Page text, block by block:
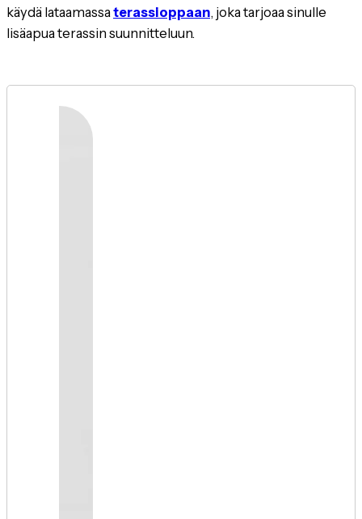
käydä lataamassa terassioppaan, joka tarjoaa sinulle
lisäapua terassin suunnitteluun.